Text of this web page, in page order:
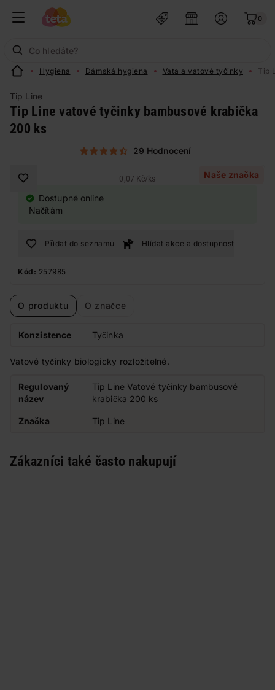
0
Hygiena Dámská hygiena Vata a vatové tyčinky Tip
Tip Line
Tip Line vatové tyčinky bambusové krabička
200 ks
29 Hodnocení
Naše značka
0,07 Kč/ks
Dostupné online
Načítám
Přidat do seznamu Hlídat akce a dostupnost
Kód: 257985
O produktu O značce
Konzistence Tyčinka
Vatové tyčinky biologicky rozložitelné.
Regulovaný
název
Tip Line Vatové tyčinky bambusové
krabička 200 ks
Značka Tip Line
Zákazníci také často nakupují